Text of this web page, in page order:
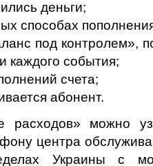
деньги;
способах
под контролем»,
каждого события;
счета;
абонент.
расходов» можно
центра
Украины с